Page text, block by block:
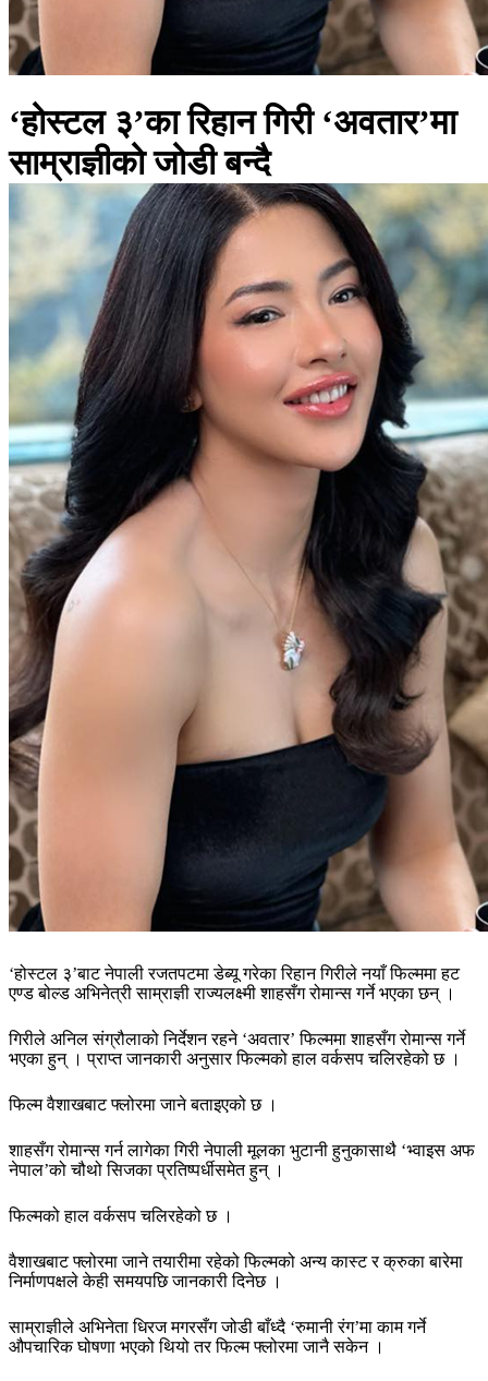
‘होस्टल ३’का रिहान गिरी ‘अवतार’मा
साम्राज्ञीको जोडी बन्दै
‘होस्टल ३’बाट नेपाली रजतपटमा डेब्यू गरेका रिहान गिरीले नयाँ फिल्ममा हट
एण्ड बोल्ड अभिनेत्री साम्राज्ञी राज्यलक्ष्मी शाहसँग रोमान्स गर्ने भएका छन् ।
गिरीले अनिल संग्रौलाको निर्देशन रहने ‘अवतार’ फिल्ममा शाहसँग रोमान्स गर्ने
भएका हुन् । प्राप्त जानकारी अनुसार फिल्मको हाल वर्कसप चलिरहेको छ ।
फिल्म वैशाखबाट फ्लोरमा जाने बताइएको छ ।
शाहसँग रोमान्स गर्न लागेका गिरी नेपाली मूलका भुटानी हुनुकासाथै ‘भ्वाइस अफ
नेपाल’को चौथो सिजका प्रतिष्पर्धीसमेत हुन् ।
फिल्मको हाल वर्कसप चलिरहेको छ ।
वैशाखबाट फ्लोरमा जाने तयारीमा रहेको फिल्मको अन्य कास्ट र क्रुका बारेमा
निर्माणपक्षले केही समयपछि जानकारी दिनेछ ।
साम्राज्ञीले अभिनेता धिरज मगरसँग जोडी बाँध्दै ‘रुमानी रंग’मा काम गर्ने
औपचारिक घोषणा भएको थियो तर फिल्म फ्लोरमा जानै सकेन ।